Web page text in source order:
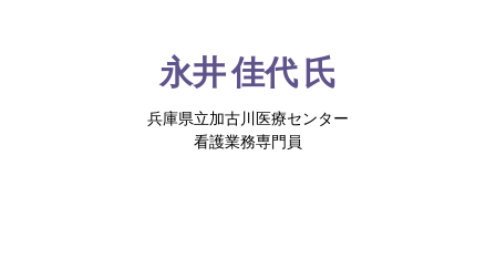
永井 佳代 氏
兵庫県立加古川医療センター
看護業務専門員